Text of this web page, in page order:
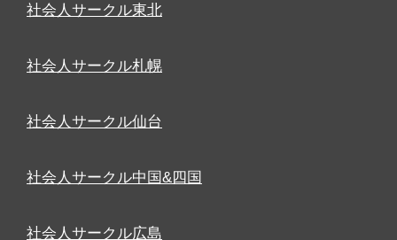
社会人サークル東北
社会人サークル札幌
社会人サークル仙台
社会人サークル中国&四国
社会人サークル広島